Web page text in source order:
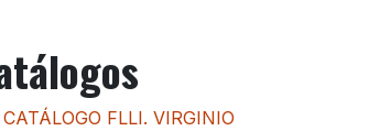
FLLI. VIRGINIO